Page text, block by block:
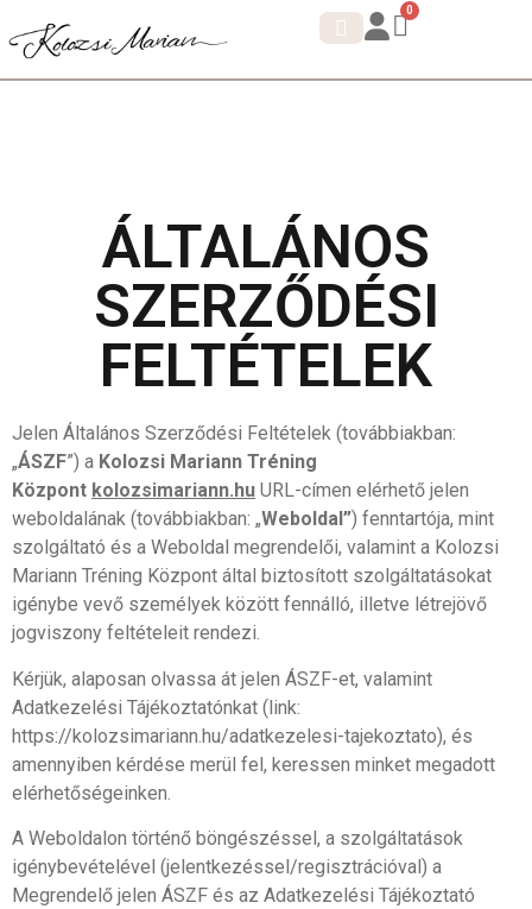
0
ÁLTALÁNOS
SZERZŐDÉSI
FELTÉTELEK
Jelen Általános Szerződési Feltételek (továbbiakban:
„ÁSZF”) a Kolozsi Mariann Tréning
Központ kolozsimariann.hu URL-címen elérhető jelen
weboldalának (továbbiakban: „Weboldal”) fenntartója, mint
szolgáltató és a Weboldal megrendelői, valamint a Kolozsi
Mariann Tréning Központ által biztosított szolgáltatásokat
igénybe vevő személyek között fennálló, illetve létrejövő
jogviszony feltételeit rendezi.
Kérjük, alaposan olvassa át jelen ÁSZF-et, valamint
Adatkezelési Tájékoztatónkat (link:
https://kolozsimariann.hu/adatkezelesi-tajekoztato), és
amennyiben kérdése merül fel, keressen minket megadott
elérhetőségeinken.
A Weboldalon történő böngészéssel, a szolgáltatások
igénybevételével (jelentkezéssel/regisztrációval) a
Megrendelő jelen ÁSZF és az Adatkezelési Tájékoztató